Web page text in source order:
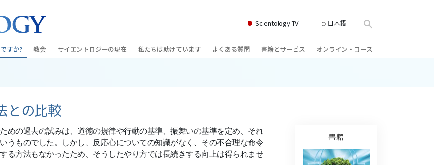
Scientology TV 日本語
すか?
語るサイエ
ましょう
教会
上級
オーガニゼーション
フラッグ･ランド･ベース
フリーウィンズ
サイエントロジーの現在
デビッド･ミスキャベッジ氏—
Scientologyの教会指導者
私たちは助けています
ナルコノン
真実を知ってください：薬物
よくある質問 書籍とサービス
入門フィルム
初級のサービス
オンライン・コース
危険な環境に対する解決策
病気やけがのためのアシスト
との比較
めの過去の試みは、道徳の規律や行動の基準、振舞いの基準を定め、それ
うものでした。しかし、反応心についての知識がなく、その不合理な命令
る方法もなかったため、そうしたやり方では長続きする向上は得られませ
書籍